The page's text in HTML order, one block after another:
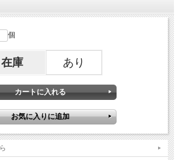
しろい）です。
個
在庫 あり